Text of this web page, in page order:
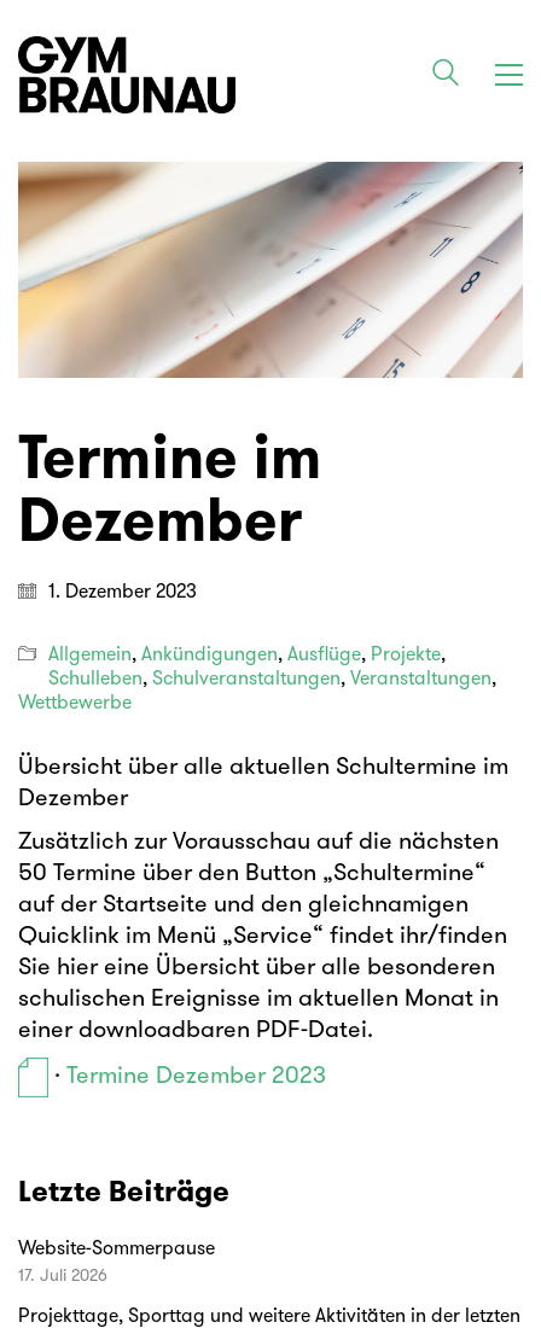
Termine im
Dezember
1. Dezember 2023
Allgemein, Ankündigungen, Ausflüge, Projekte,
Schulleben, Schulveranstaltungen, Veranstaltungen,
Wettbewerbe
Übersicht über alle aktuellen Schultermine im
Dezember
Zusätzlich zur Vorausschau auf die nächsten
50 Termine über den Button „Schultermine“
auf der Startseite und den gleichnamigen
Quicklink im Menü „Service“ findet ihr/finden
Sie hier eine Übersicht über alle besonderen
schulischen Ereignisse im aktuellen Monat in
einer downloadbaren PDF-Datei.
· Termine Dezember 2023
Letzte Beiträge
Website-Sommerpause
17. Juli 2026
Projekttage, Sporttag und weitere Aktivitäten in der letzten